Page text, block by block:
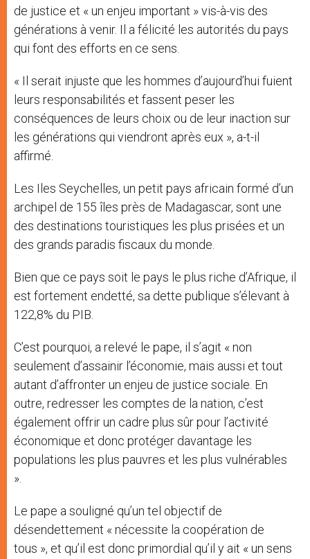
de justice et « un enjeu important » vis-à-vis des
générations à venir. Il a félicité les autorités du pays
qui font des efforts en ce sens.
« Il serait injuste que les hommes d’aujourd’hui fuient
leurs responsabilités et fassent peser les
conséquences de leurs choix ou de leur inaction sur
les générations qui viendront après eux », a-t-il
affirmé.
Les Iles Seychelles, un petit pays africain formé d’un
archipel de 155 îles près de Madagascar, sont une
des destinations touristiques les plus prisées et un
des grands paradis fiscaux du monde.
Bien que ce pays soit le pays le plus riche d’Afrique, il
est fortement endetté, sa dette publique s’élevant à
122,8% du PIB.
C’est pourquoi, a relevé le pape, il s’agit « non
seulement d’assainir l’économie, mais aussi et tout
autant d’affronter un enjeu de justice sociale. En
outre, redresser les comptes de la nation, c’est
également offrir un cadre plus sûr pour l’activité
économique et donc protéger davantage les
populations les plus pauvres et les plus vulnérables
».
Le pape a souligné qu’un tel objectif de
désendettement « nécessite la coopération de
tous », et qu’il est donc primordial qu’il y ait « un sens